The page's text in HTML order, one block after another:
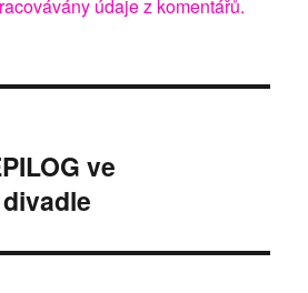
údaje z komentářů.
ve